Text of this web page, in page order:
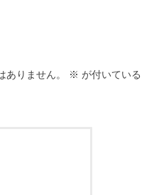
ありません。 ※ が付いている